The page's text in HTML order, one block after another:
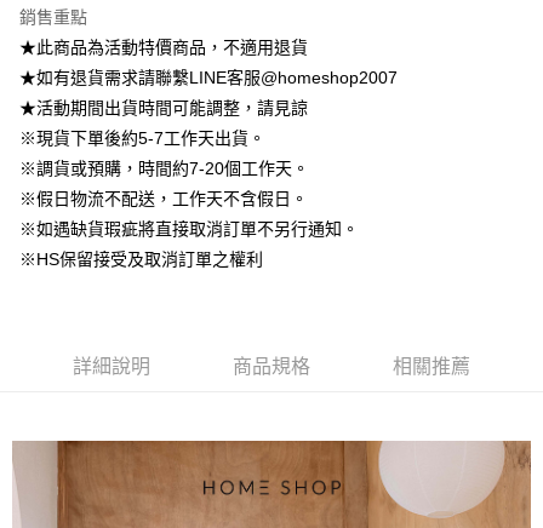
匯豐（台灣）商業銀行
聯邦商業銀行
遠東國際商業銀行
元大商業銀行
星展（台灣）商業銀行
台新國際商業銀行
中國信託商業銀行
台灣樂天信用卡公司
臺灣中小企業銀行
匯豐（台灣）商業銀行
華泰商業銀行
聯邦商業銀行
遠東國際商業銀行
元大商業銀行
永豐商業銀行
玉山商業銀行
台灣樂天信用卡公司
上海商業儲蓄銀行
國泰世華商業銀行
兆豐國際商業銀行
臺灣中小企業銀行
台中商業銀行
匯豐（台灣）商業銀行
華泰商業銀行
聯邦商業銀行
遠東國際商業銀行
元大商業銀行
玉山商業銀行
星展（台灣）商業銀行
台新國際商業銀行
台灣樂天信用卡公司
華南商業銀行
上海商業儲蓄銀行
台北富邦商業銀行
兆豐國際商業銀行
臺灣中小企業銀行
台中商業銀行
匯豐（台灣）商業銀行
華泰商業銀行
聯邦商業銀行
遠東國際商業銀行
永豐商業銀行
玉山商業銀行
星展（台灣）商業銀行
台新國際商業銀行
中國信託商業銀行
台灣樂天信用卡公司
Apple Pay
街口支付
悠遊付
大哥付你分期
相關說明
【大哥付你分期使用說明】
1.本服務由台灣大哥大提供，台灣大哥大用戶可立即使用無須另外申請。
4.訂單成立30分鐘內，如未前往確認交易或遇審核未通過，訂單將自動取
1.分期款項不併入電信帳單，「大哥付你分期」於每月結算日後寄送繳費提
2.透過簡訊連結打開帳單後，可選擇「超商條碼／台灣大直營門市／銀行轉
帳／街口支付／iPASS MONEY」等通路繳費。
AFTEE先享後付
便利好安心！
１．簡單：不需註冊會員、不需綁卡、不需儲值。
【「AFTEE先享後付」結帳流程】
１．於結帳方式選擇「AFTEE先享後付」後，將跳轉至「AFTEE先享後付」
結帳頁面，進行簡訊認證並確認金額後，即可完成結帳。
銷售重點
★此商品為活動特價商品，不適用退貨
★如有退貨需求請聯繫LINE客服@homeshop2007
★活動期間出貨時間可能調整，請見諒
※現貨下單後約5-7工作天出貨。
※調貨或預購，時間約7-20個工作天。
※假日物流不配送，工作天不含假日。
※如遇缺貨瑕疵將直接取消訂單不另行通知。
※HS保留接受及取消訂單之權利
詳細說明 商品規格 相關推薦